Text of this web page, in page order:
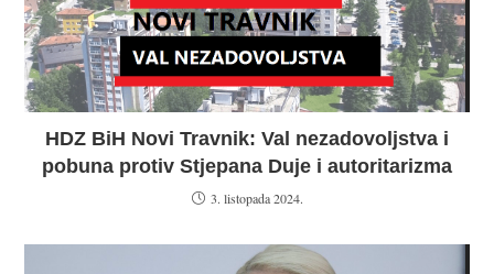
HDZ BiH Novi Travnik: Val nezadovoljstva i
pobuna protiv Stjepana Duje i autoritarizma
3. listopada 2024.